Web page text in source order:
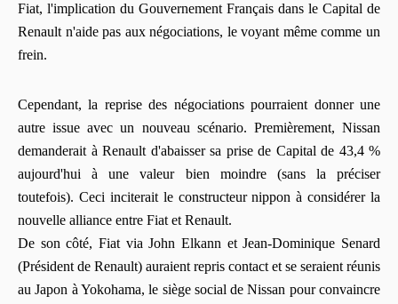
Fiat, l'implication du Gouvernement Français dans le Capital de
Renault n'aide pas aux négociations, le voyant même comme un
frein.
Cependant, la reprise des négociations pourraient donner une
autre issue avec un nouveau scénario. Premièrement, Nissan
demanderait à Renault d'abaisser sa prise de Capital de 43,4 %
aujourd'hui à une valeur bien moindre (sans la préciser
toutefois). Ceci inciterait le constructeur nippon à considérer la
nouvelle alliance entre Fiat et Renault.
De son côté, Fiat via John Elkann et Jean-Dominique Senard
(Président de Renault) auraient repris contact et se seraient réunis
au Japon à Yokohama, le siège social de Nissan pour convaincre